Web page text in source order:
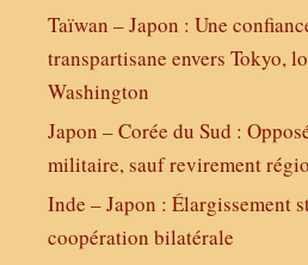
Taïwan – Japon : Une
transpartisane envers Tokyo,
Washington
Japon – Corée du Sud :
militaire, sauf revirement
Inde – Japon : Élargissement
coopération bilatérale